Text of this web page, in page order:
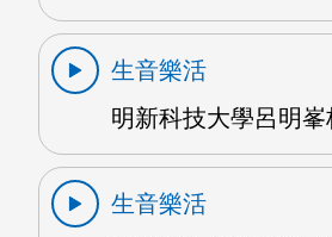
生音樂活
明新科技大學呂明
生音樂活